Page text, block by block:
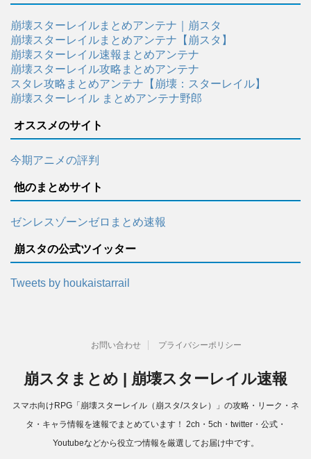
崩壊スターレイルまとめアンテナ｜崩スタ
崩壊スターレイルまとめアンテナ【崩スタ】
崩壊スターレイル速報まとめアンテナ
崩壊スターレイル攻略まとめアンテナ
スタレ攻略まとめアンテナ【崩壊：スターレイル】
崩壊スターレイル まとめアンテナ野郎
オススメのサイト
今期アニメの評判
他のまとめサイト
ゼンレスゾーンゼロまとめ速報
崩スタの公式ツイッター
Tweets by houkaistarrail
お問い合わせ プライバシーポリシー
崩スタまとめ | 崩壊スターレイル速報
スマホ向けRPG「崩壊スターレイル（崩スタ/スタレ）」の攻略・リーク・ネ
タ・キャラ情報を速報でまとめています！ 2ch・5ch・twitter・公式・
Youtubeなどから役立つ情報を厳選してお届け中です。